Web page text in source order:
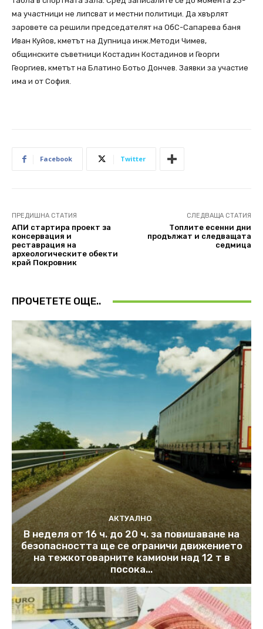
ма участници не липсват и местни политици. Да хвърлят
заровете са решили председателят на ОбС-Сапарева баня
Иван Куйов, кметът на Дупница инж.Методи Чимев,
общинските съветници Костадин Костадинов и Георги
Георгиев, кметът на Блатино Ботьо Дончев. Заявки за участие
има и от София.
Facebook Twitter
ПРЕДИШНА СТАТИЯ
АПИ стартира проект за
консервация и
реставрация на
археологическите обекти
край Покровник
СЛЕДВАЩА СТАТИЯ
Топлите есенни дни
продължат и следващата
седмица
ПРОЧЕТЕТЕ ОЩЕ..
АКТУАЛНО
В неделя от 16 ч. до 20 ч. за повишаване на
безопасността ще се ограничи движението
на тежкотоварните камиони над 12 т в
посока...